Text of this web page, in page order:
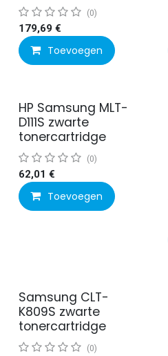
(0)
179,69 €
Toevoegen
HP Samsung MLT-
D111S zwarte
tonercartridge
(0)
62,01 €
Toevoegen
Samsung CLT-
K809S zwarte
tonercartridge
(0)